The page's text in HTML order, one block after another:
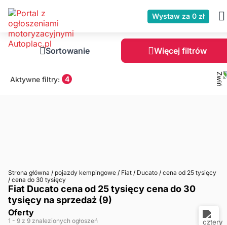
Wystaw za 0 zł
Sortowanie Więcej filtrów
Aktywne filtry: 4
Strona główna / pojazdy kempingowe / Fiat / Ducato / cena od 25 tysięcy
/ cena do 30 tysięcy
Fiat Ducato cena od 25 tysięcy cena do 30
tysięcy na sprzedaż (9)
Oferty
1 - 9 z 9 znalezionych ogłoszeń